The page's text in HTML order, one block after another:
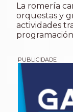
La romería
orquestas y
actividades